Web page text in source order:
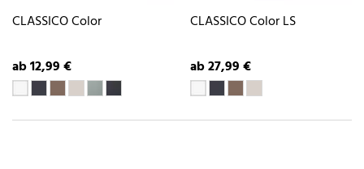
CLASSICO Color
ab 12,99 €
CLASSICO Color LS
ab 27,99 €